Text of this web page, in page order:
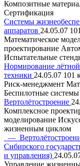
Композитные
Сертификация
Системы
аппаратов 24.05.07
Математическое
проектирование
Испытательные
Нормирование
техники 24.05.07 101
Риск-менеджмент
Беспилотные системы
Вертолётостроение
Комплексное
моделирование
жизненным циклом
—
Сибирского
и управления)